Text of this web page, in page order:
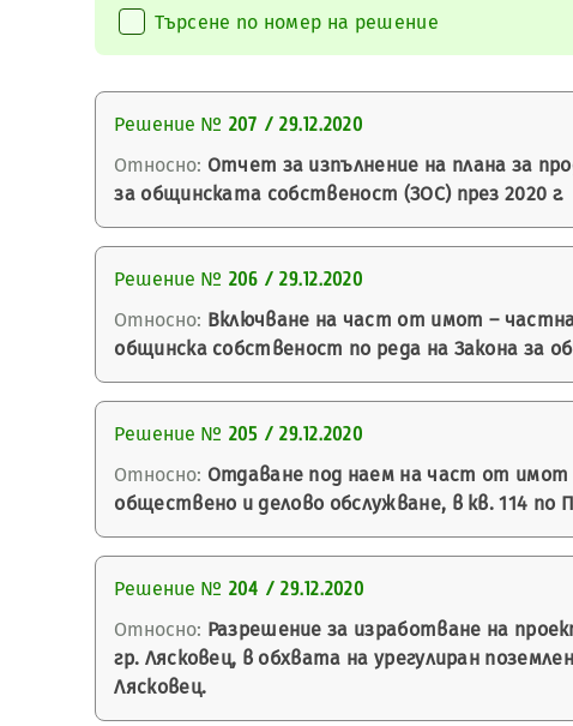
Търсене по номер на решение
Решение № 207 / 29.12.2020
Относно: Отчет за изпълнение на плана за
за общинската собственост (ЗОС) през 2020 г.
Решение № 206 / 29.12.2020
Относно: Включване на част от имот –
общинска собственост по реда на Закона за
Решение № 205 / 29.12.2020
Относно: Отдаване под наем на част от имот
обществено и делово обслужване, в кв. 114
Решение № 204 / 29.12.2020
Относно: Разрешение за изработване на
гр. Лясковец, в обхвата на урегулиран
Лясковец.